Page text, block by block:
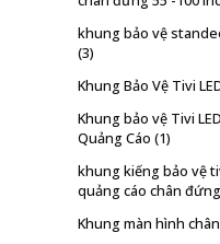
khung bảo vệ
(3)
Khung Bảo Vệ Tivi
Khung bảo vệ Tivi
Quảng Cáo (1)
khung kiếng bảo vệ
quảng cáo chân đứng
Khung màn hình